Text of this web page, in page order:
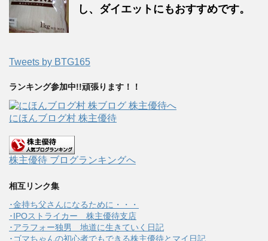
し、ダイエットにもおすすめです。
Tweets by BTG165
ランキング参加中!!頑張ります！！
にほんブログ村 株主優待
株主優待 ブログランキングへ
相互リンク集
･金持ち父さんになるために・・・
･IPOストライカー 株主優待支店
･アラフォー独男 地道に生きていく日記
･ゴマちゃんの初心者でもできる株主優待とマイ日記